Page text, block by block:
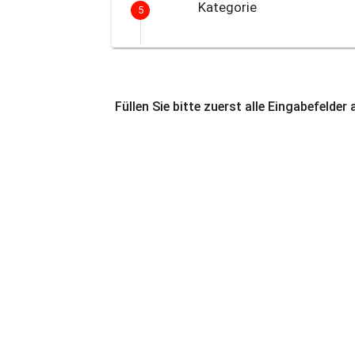
5 Kategorie
Füllen Sie bitte zuerst alle Eingabefelder